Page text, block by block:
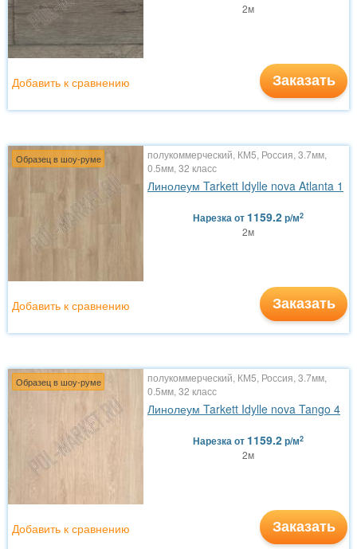
2м
Заказать
Добавить к сравнению
Образец в шоу-руме
полукоммерческий, КМ5, Россия, 3.7мм,
0.5мм, 32 класс
Линолеум Tarkett Idylle nova Atlanta 1
Нарезкаот 1159.2р/м2
2м
Заказать
Добавить к сравнению
Образец в шоу-руме
полукоммерческий, КМ5, Россия, 3.7мм,
0.5мм, 32 класс
Линолеум Tarkett Idylle nova Tango 4
Нарезкаот 1159.2р/м2
2м
Заказать
Добавить к сравнению